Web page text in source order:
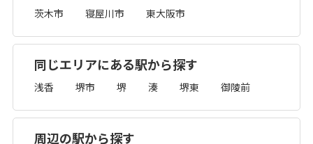
茨木市
寝屋川市 東大阪市
同じエリアにある駅から探す
浅香 堺市 堺 湊 堺東 御陵前
周辺の駅から探す